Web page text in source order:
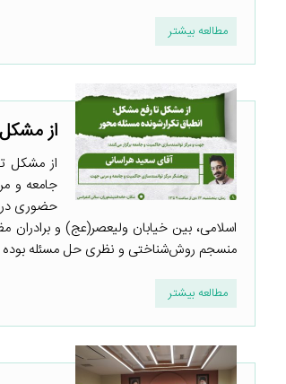
مطالعه بیشتر
از
از مشکل
منسجم روش‌شناختی و نظری حل مسئله بوده
مطالعه بیشتر